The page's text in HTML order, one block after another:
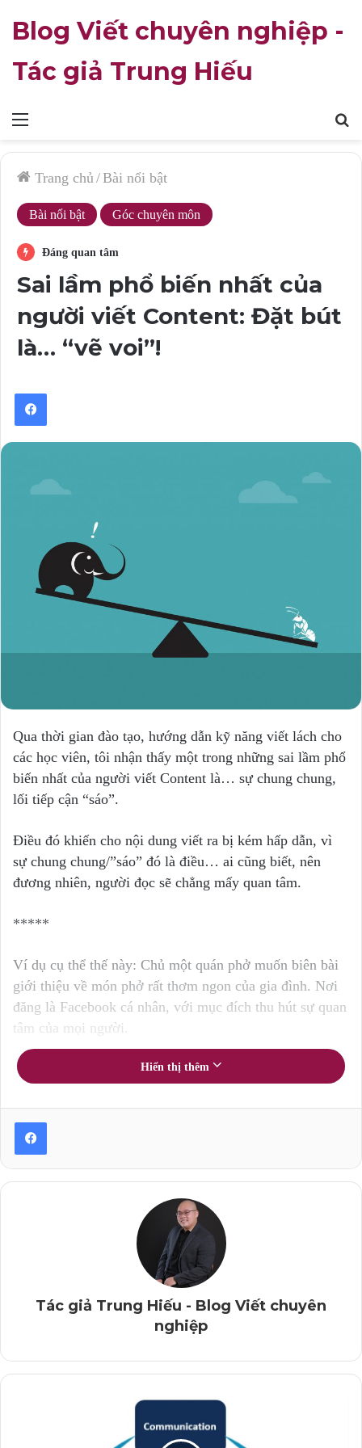
Mục
Blog Viết chuyên nghiệp -
Tác giả Trung Hiếu
Trang chủ/Bài nổi bật
Bài nổi bật Góc chuyên môn
Đáng quan tâm
Sai lầm phổ biến nhất của
người viết Content: Đặt bút
là… “vẽ voi”!
Qua thời gian đào tạo, hướng dẫn kỹ năng viết lách cho
các học viên, tôi nhận thấy một trong những sai lầm phổ
biến nhất của người viết Content là… sự chung chung,
lối tiếp cận “sáo”.
Điều đó khiến cho nội dung viết ra bị kém hấp dẫn, vì
sự chung chung/”sáo” đó là điều… ai cũng biết, nên
đương nhiên, người đọc sẽ chẳng mấy quan tâm.
*****
Ví dụ cụ thể thế này: Chủ một quán phở muốn biên bài
giới thiệu về món phở rất thơm ngon của gia đình. Nơi
đăng là Facebook cá nhân, với mục đích thu hút sự quan
tâm của mọi người.
Ngay từ lúc mở đầu, chủ quán (kiêm… Content Writer)
truyền thống của Việt Nam, được xem như một trong
những món ăn tiêu biểu nhất cho nền ẩm thực nước ta.
Bạn bè quốc tế cũng đã dành nhiều tình cảm, sự ấn
tượng cho món phở…“.
Cứ thế, vòng vèo mãi rồi mới tới đoạn nói về… cửa
hàng phở nhà mình. Khổ nỗi, độc giả đâu thể đủ kiên
nhẫn để đi đường vòng xa đến vậy?
Vấn đề ở đây là nội dung giới thiệu món phở cụ thể, của
một cửa hàng cụ thể, chứ không phải là một bài báo luận
đến “Trái đất”, xong tới “châu Á”, qua đến “Việt Nam”,
“Hà Nội”… rồi mới chịu hiện ra cửa hàng phở thì gần
Hiển thị thêm
Tác giả Trung Hiếu - Blog Viết chuyên
nghiệp